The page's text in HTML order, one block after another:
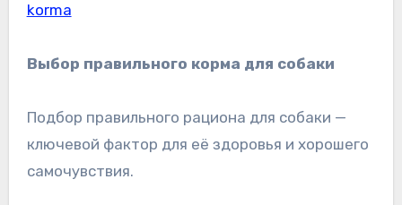
korma
Выбор правильного корма для собаки
Подбор правильного рациона для собаки —
ключевой фактор для её здоровья и хорошего
самочувствия.